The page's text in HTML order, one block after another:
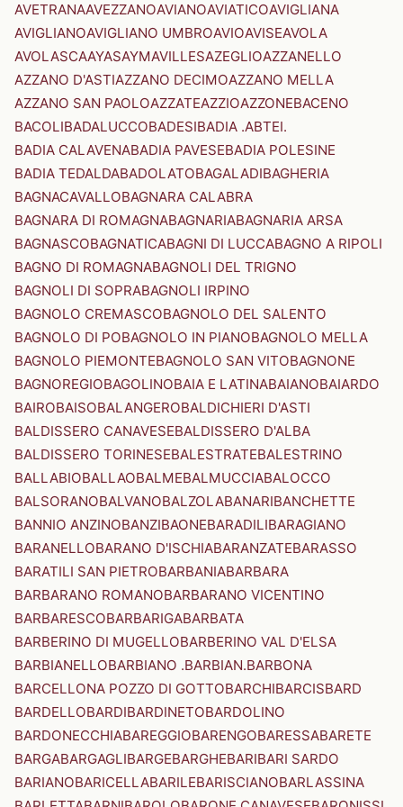
AVETRANAAVEZZANOAVIANOAVIATICOAVIGLIANA
AVIGLIANOAVIGLIANO UMBROAVIOAVISEAVOLA
AVOLASCAAYASAYMAVILLESAZEGLIOAZZANELLO
AZZANO D'ASTIAZZANO DECIMOAZZANO MELLA
AZZANO SAN PAOLOAZZATEAZZIOAZZONEBACENO
BACOLIBADALUCCOBADESIBADIA .ABTEI.
BADIA CALAVENABADIA PAVESEBADIA POLESINE
BADIA TEDALDABADOLATOBAGALADIBAGHERIA
BAGNACAVALLOBAGNARA CALABRA
BAGNARA DI ROMAGNABAGNARIABAGNARIA ARSA
BAGNASCOBAGNATICABAGNI DI LUCCABAGNO A RIPOLI
BAGNO DI ROMAGNABAGNOLI DEL TRIGNO
BAGNOLI DI SOPRABAGNOLI IRPINO
BAGNOLO CREMASCOBAGNOLO DEL SALENTO
BAGNOLO DI POBAGNOLO IN PIANOBAGNOLO MELLA
BAGNOLO PIEMONTEBAGNOLO SAN VITOBAGNONE
BAGNOREGIOBAGOLINOBAIA E LATINABAIANOBAIARDO
BAIROBAISOBALANGEROBALDICHIERI D'ASTI
BALDISSERO CANAVESEBALDISSERO D'ALBA
BALDISSERO TORINESEBALESTRATEBALESTRINO
BALLABIOBALLAOBALMEBALMUCCIABALOCCO
BALSORANOBALVANOBALZOLABANARIBANCHETTE
BANNIO ANZINOBANZIBAONEBARADILIBARAGIANO
BARANELLOBARANO D'ISCHIABARANZATEBARASSO
BARATILI SAN PIETROBARBANIABARBARA
BARBARANO ROMANOBARBARANO VICENTINO
BARBARESCOBARBARIGABARBATA
BARBERINO DI MUGELLOBARBERINO VAL D'ELSA
BARBIANELLOBARBIANO .BARBIAN.BARBONA
BARCELLONA POZZO DI GOTTOBARCHIBARCISBARD
BARDELLOBARDIBARDINETOBARDOLINO
BARDONECCHIABAREGGIOBARENGOBARESSABARETE
BARGABARGAGLIBARGEBARGHEBARIBARI SARDO
BARIANOBARICELLABARILEBARISCIANOBARLASSINA